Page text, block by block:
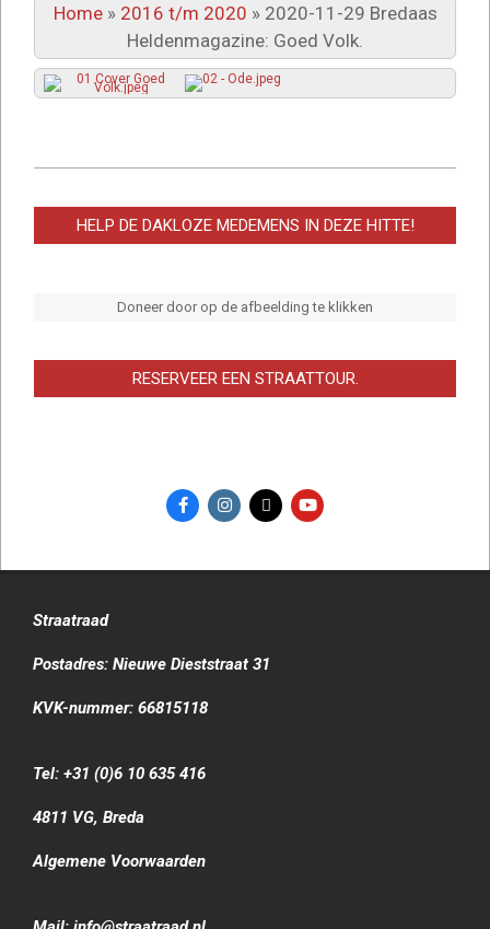
Home» 2016 t/m 2020 » 2020-11-29 Bredaas
Heldenmagazine: Goed Volk.
03-
HELP DE DAKLOZE MEDEMENS IN DEZE HITTE!
Doneer door op de afbeelding te klikken
RESERVEER EEN STRAATTOUR.
Straatraad
Postadres: Nieuwe Dieststraat 31
KVK-nummer: 66815118
Tel: +31 (0)6 10 635 416
4811 VG, Breda
Algemene Voorwaarden